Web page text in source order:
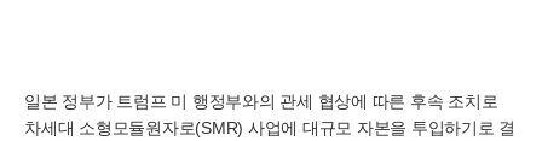
일본 정부가 트럼프 미 행정부와의 관세 협상에 따른 후속 조치로
차세대 소형모듈원자로(SMR) 사업에 대규모 자본을 투입하기로 결